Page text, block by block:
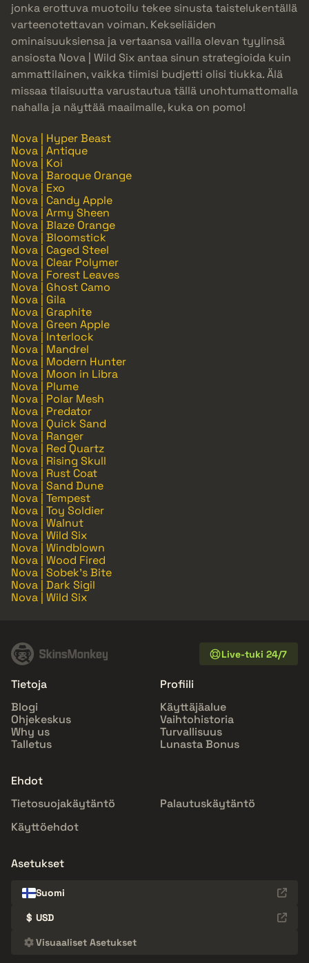
jonka erottuva muotoilu tekee sinusta taistelukentällä
varteenotettavan voiman. Kekseliäiden
ominaisuuksiensa ja vertaansa vailla olevan tyylinsä
ansiosta Nova | Wild Six antaa sinun strategioida kuin
ammattilainen, vaikka tiimisi budjetti olisi tiukka. Älä
missaa tilaisuutta varustautua tällä unohtumattomalla
nahalla ja näyttää maailmalle, kuka on pomo!
Nova | Hyper Beast
Nova | Antique
Nova | Koi
Nova | Baroque Orange
Nova | Exo
Nova | Candy Apple
Nova | Army Sheen
Nova | Blaze Orange
Nova | Bloomstick
Nova | Caged Steel
Nova | Clear Polymer
Nova | Forest Leaves
Nova | Ghost Camo
Nova | Gila
Nova | Graphite
Nova | Green Apple
Nova | Interlock
Nova | Mandrel
Nova | Modern Hunter
Nova | Moon in Libra
Nova | Plume
Nova | Polar Mesh
Nova | Predator
Nova | Quick Sand
Nova | Ranger
Nova | Red Quartz
Nova | Rising Skull
Nova | Rust Coat
Nova | Sand Dune
Nova | Tempest
Nova | Toy Soldier
Nova | Walnut
Nova | Wild Six
Nova | Windblown
Nova | Wood Fired
Nova | Sobek's Bite
Nova | Dark Sigil
Nova | Wild Six
Live-tuki 24/7
Tietoja
Blogi
Ohjekeskus
Why us
Talletus
Profiili
Käyttäjäalue
Vaihtohistoria
Turvallisuus
Lunasta Bonus
Ehdot
Tietosuojakäytäntö
Palautuskäytäntö
Käyttöehdot
Asetukset
Suomi
$ USD
Visuaaliset Asetukset